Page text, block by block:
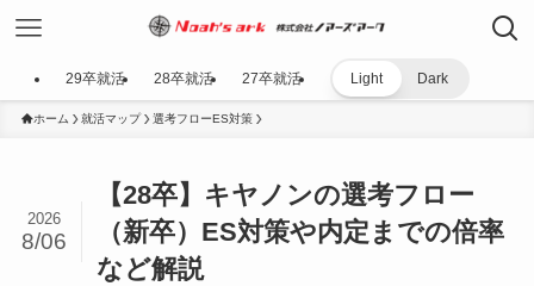
29卒就活 28卒就活 27卒就活 Light Dark
ホーム 就活マップ 選考フローES対策
【28卒】キヤノンの選考フロー
（新卒）ES対策や内定までの倍率
など解説
2026
8/06